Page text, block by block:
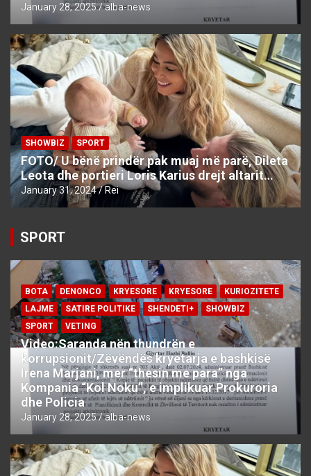
January 28, 2025 alba-news
SHOWBIZ SPORT
FOTO/ U bënë prindër pak muaj më parë, Dileta
Leota dhe portieri Loris Karius drejt altarit…
January 31, 2024 Rei
SPORT
BOTA DENONCO KRYESORE KRYESORE
KURIOZITETE
LAJME
SATIRE POLITIKE SHENDETI+
SHOWBIZ
SPORT
VETING
Video:Saranda nën thundrën e
korrupsionit/Zëvëndës kryetarja e bashkisë
Irena Marjani, mer “thesin me para” nga
Kompania “Kol Noku”, e implikuar Prokuroria
dhe Policia
January 28, 2025 alba-news